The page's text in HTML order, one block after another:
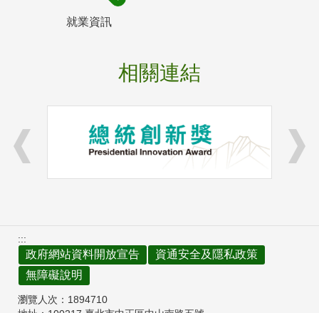
就業資訊
相關連結
:::
政府網站資料開放宣告
資通安全及隱私政策
無障礙說明
瀏覽人次： 1894710